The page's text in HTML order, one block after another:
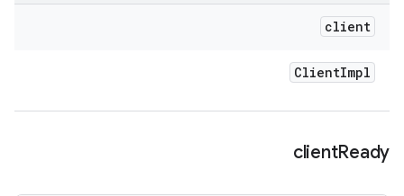
client
ClientImpl
clientReady